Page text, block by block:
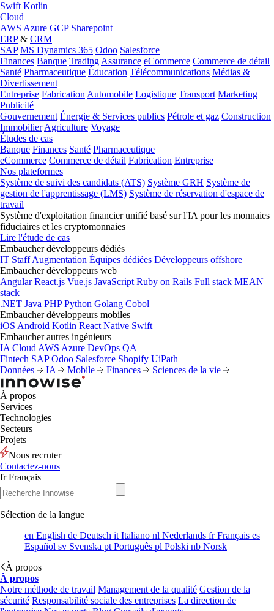
Swift Kotlin
Cloud
AWS Azure GCP Sharepoint
ERP& CRM
SAP MS Dynamics 365 Odoo Salesforce
Finances Banque Trading Assurance eCommerce Commerce de détail
Santé Pharmaceutique Éducation Télécommunications Médias &
Divertissement
Entreprise Fabrication Automobile Logistique Transport Marketing
Publicité
Gouvernement Énergie & Services publics Pétrole et gaz Construction
Immobilier Agriculture Voyage
Études de cas
Banque Finances Santé Pharmaceutique
eCommerce Commerce de détail Fabrication Entreprise
Nos plateformes
Système de suivi des candidats (ATS) Système GRH Système de
gestion de l'apprentissage (LMS) Système de réservation d'espace de
travail
Système d'exploitation financier unifié basé sur l'IA pour les monnaies
fiduciaires et les cryptomonnaies
Lire l'étude de cas
Embaucher développeurs dédiés
IT Staff Augmentation Équipes dédiées Développeurs offshore
Embaucher développeurs web
Angular React.js Vue.js JavaScript Ruby on Rails Full stack MEAN
stack
.NET Java PHP Python Golang Cobol
Embaucher développeurs mobiles
iOS Android Kotlin React Native Swift
Embaucher autres ingénieurs
IA Cloud AWS Azure DevOps QA
Fintech SAP Odoo Salesforce Shopify UiPath
Données
IA Mobile Finances Sciences de la vie
À propos
Services
Technologies
Secteurs
Projets
Nous recruter
Contactez-nous
fr Français
Sélection de la langue
en English de Deutsch it Italiano nl Nederlands frFrançais es
Español sv Svenska pt Português pl Polski nb Norsk
À propos
À propos
Notre méthode de travail Management de la qualité Gestion de la
sécurité Responsabilité sociale des entreprises La direction de